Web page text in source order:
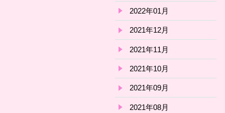
2022年01月
2021年12月
2021年11月
2021年10月
2021年09月
2021年08月